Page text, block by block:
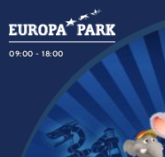
09:00 - 18:00